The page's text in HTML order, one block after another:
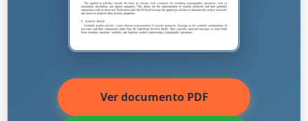
Ver documento PDF